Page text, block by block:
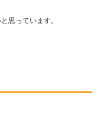
思っています。